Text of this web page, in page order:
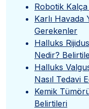
Robotik
Karlı Havada
Gerekenler
Halluks
Nedir?
Halluks
Nasıl Tedavi
Kemik
Belirtileri